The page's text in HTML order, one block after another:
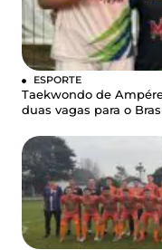
ESPORTE
Taekwondo de
duas vagas para o